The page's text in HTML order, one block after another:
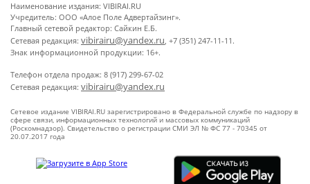
Наименование издания: VIBIRAI.RU
Учредитель: ООО «Алое Поле Адвертайзинг».
Главный сетевой редактор: Сайкин Е.Б.
Сетевая редакция: vibirairu@yandex.ru, +7 (351) 247-11-11.
Знак информационной продукции: 16+.
Телефон отдела продаж: 8 (917) 299-67-02
Сетевая редакция: vibirairu@yandex.ru
Сетевое издание VIBIRAI.RU зарегистрировано в Федеральной службе по надзору в
сфере связи, информационных технологий и массовых коммуникаций
(Роскомнадзор). Свидетельство о регистрации СМИ ЭЛ № ФС 77 - 70345 от
20.07.2017 года